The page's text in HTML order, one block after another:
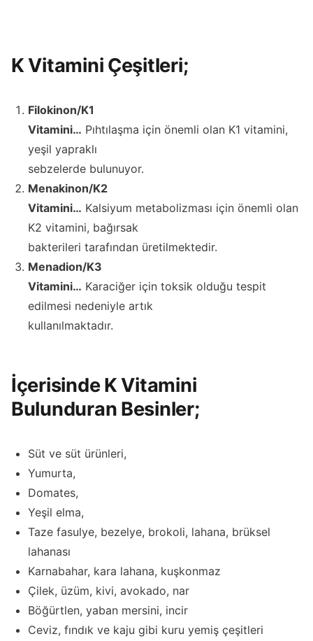
K Vitamini Çeşitleri;
Filokinon/K1
Vitamini… Pıhtılaşma için önemli olan K1 vitamini,
yeşil yapraklı
sebzelerde bulunuyor.
Menakinon/K2
Vitamini… Kalsiyum metabolizması için önemli olan
K2 vitamini, bağırsak
bakterileri tarafından üretilmektedir.
Menadion/K3
Vitamini… Karaciğer için toksik olduğu tespit
edilmesi nedeniyle artık
kullanılmaktadır.
İçerisinde K Vitamini
Bulunduran Besinler;
Süt ve süt ürünleri,
Yumurta,
Domates,
Yeşil elma,
Taze fasulye, bezelye, brokoli, lahana, brüksel
lahanası
Karnabahar, kara lahana, kuşkonmaz
Çilek, üzüm, kivi, avokado, nar
Böğürtlen, yaban mersini, incir
Ceviz, fındık ve kaju gibi kuru yemiş çeşitleri